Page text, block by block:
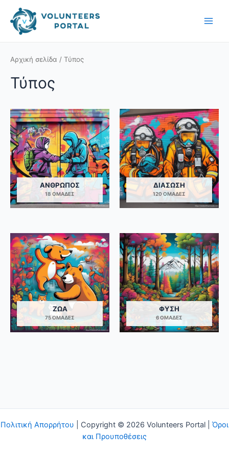
content
Αρχική σελίδα / Τύπος
Τύπος
ΆΝΘΡΩΠΟΣ
18 ΟΜΆΔΕΣ
ΔΙΆΣΩΣΗ
120 ΟΜΆΔΕΣ
ΖΏΑ
75 ΟΜΆΔΕΣ
ΦΎΣΗ
6 ΟΜΆΔΕΣ
Πολιτική Απορρήτου | Copyright © 2026 Volunteers Portal | Όροι
και Προυποθέσεις